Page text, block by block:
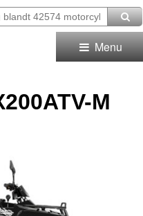
Menu
M